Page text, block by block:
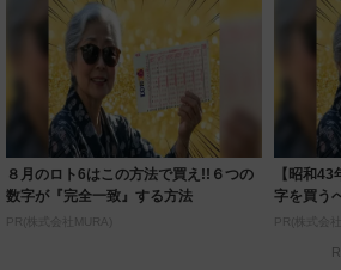
８月のロト6はこの方法で買え!!６つの
数字が『完全一致』する方法
PR(株式会社MURA)
【昭和
字を買う
致」する方
PR(株式会社